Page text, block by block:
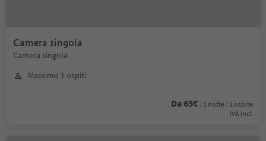
Camera singola
Camera singola
Massimo 1 ospiti
Da 65€ / 1 notte / 1 ospite
IVA incl.